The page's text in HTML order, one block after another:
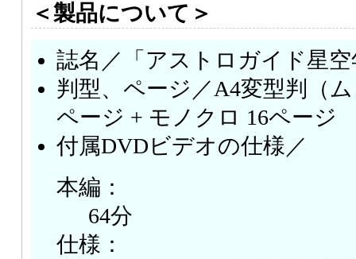
＜製品について＞
誌名／「アストロガイド星空
判型、ページ／A4変型判（
ページ + モノクロ 16ページ
付属DVDビデオの仕様／
本編：
64分
仕様：